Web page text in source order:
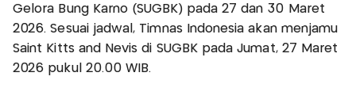
Gelora Bung Karno (SUGBK) pada 27 dan 30 Maret
2026. Sesuai jadwal, Timnas Indonesia akan menjamu
Saint Kitts and Nevis di SUGBK pada Jumat, 27 Maret
2026 pukul 20.00 WIB.